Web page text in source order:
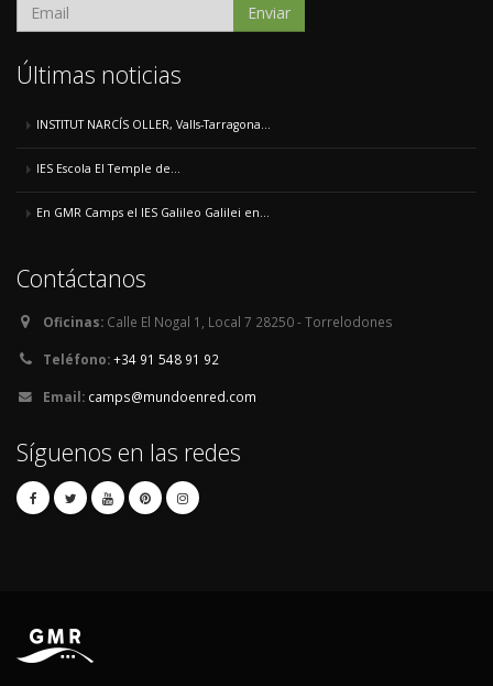
Enviar
Últimas noticias
INSTITUT NARCÍS OLLER, Valls-Tarragona...
IES Escola El Temple de...
En GMR Camps el IES Galileo Galilei en...
Contáctanos
Oficinas: Calle El Nogal 1, Local 7 28250 - Torrelodones
Teléfono:+34 91 548 91 92
Email: camps@mundoenred.com
Síguenos en las redes